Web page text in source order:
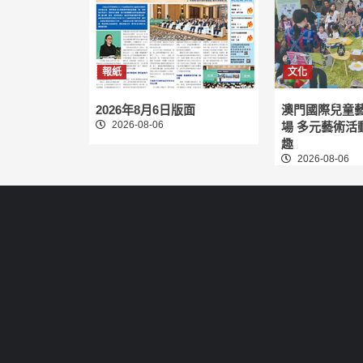
報紙
2026年8月6日版面
2026-08-06
文化
澳門國際兒童
場 多元藝術活
趣
2026-08-06